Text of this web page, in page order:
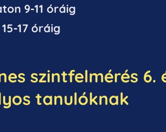
9-11 óráig
17 óráig
szintfelmérés 6.
tanulóknak